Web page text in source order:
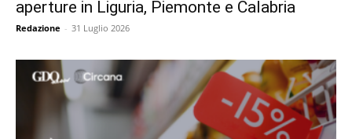
aperture in Liguria, Piemonte e Calabria
Redazione - 31 Luglio 2026